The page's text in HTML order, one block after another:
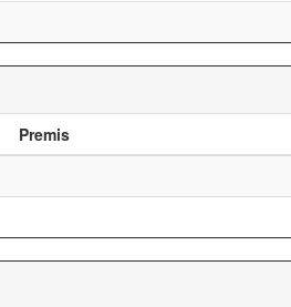
Premis